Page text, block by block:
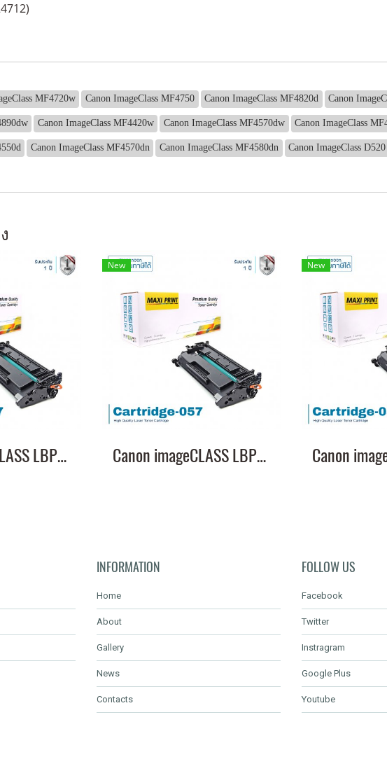
MF4720w Canon ImageClass MF4750 Canon ImageClass MF4820d Canon
Canon ImageClass MF4420w Canon ImageClass MF4570dw Canon ImageClass
Canon ImageClass MF4570dn Canon ImageClass MF4580dn Canon ImageClass D520
Canon imageCLASS LBP228x หมึกเครื่องปริ้น 057 คุณภาพสูง พิมพ์คมชัด!
New
Canon imageCLASS LBP226dw หมึกเครื่องปริ้น 057 คุณภาพสูง พิมพ์คมชัด!
New
INFORMATION
Home
About
Gallery
News
Contacts
FOLLOW US
Facebook
Twitter
Instragram
Google Plus
Youtube